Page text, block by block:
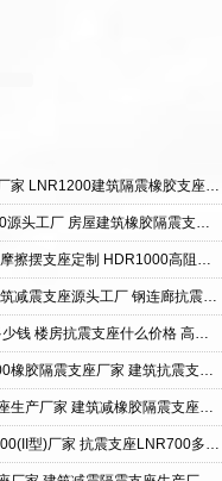
HDR400高阻尼支座厂家 LNR1200建筑隔震橡胶支座生产加工 建筑LRB400的抗震支座
橡胶隔震支座LRB800源头工厂 房屋建筑橡胶隔震支座源头工厂 钢结构建筑抗震支座源头工厂
建筑固定型抗震支座 摩擦摆支座定制 HDR1000高阻尼建筑隔震支座源头工厂
防震隔震橡胶支座 建筑减震支座源头工厂 钢连廊抗震支座源头工厂
LNR1000隔震支座多少钱 楼房抗震支座什么价格 高阻尼橡胶支座(HDR)什么价格
工程支座厂家 LRB800橡胶隔震支座厂家 建筑抗震支座LRB600厂家
房屋建筑建筑抗震支座生产厂家 建筑减橡胶隔震支座厂商厂家 HDR系列高阻尼橡胶隔震支座
LNR橡胶隔震支座1400(II型)厂家 抗震支座LNR700多少钱 天然隔震支座(LNR)厂家